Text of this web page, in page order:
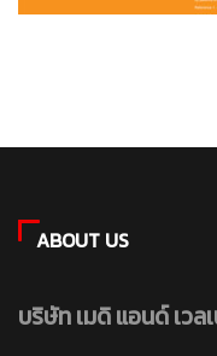
ABOUT US
บริษัท เมดิ แอนด์ เวล